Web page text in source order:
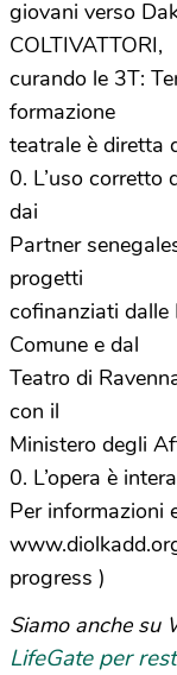
giovani verso
COLTIVATTORI,
curando le 3T:
formazione
teatrale è diretta
0. L’uso corretto
dai
Partner
progetti
cofinanziati dalle
Comune e dal
Teatro di
con il
Ministero degli
0. L’opera è
Per informazioni
progress )
Siamo anche su
LifeGate per